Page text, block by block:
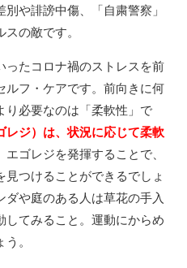
や誹謗中傷、「自粛警察」
の敵です。
ったコロナ禍のストレスを前
ルフ・ケアです。前向きに何
り必要なのは「柔軟性」で
レジ）は、状況に応じて柔軟
エゴレジを発揮することで、
つけることができるでしょ
ダや庭のある人は草花の手入
してみること。運動にからめ
。